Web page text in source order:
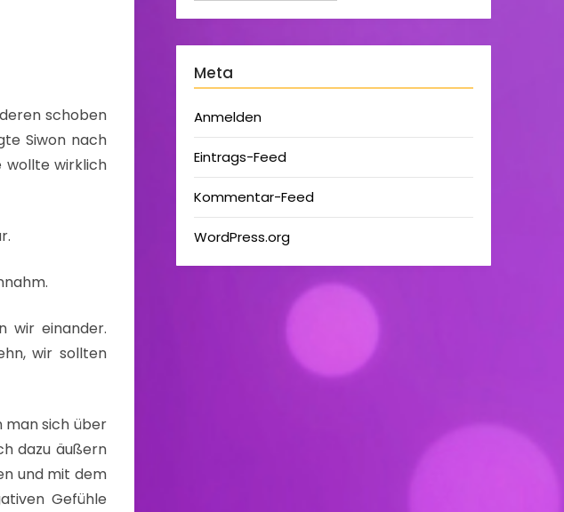
schoben
Siwon nach
wollte wirklich
wir einander.
wir sollten
man sich über
dazu äußern
und mit dem
Gefühle
Meta
Anmelden
Eintrags-Feed
Kommentar-Feed
WordPress.org